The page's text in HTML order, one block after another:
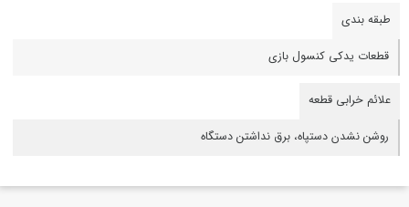
طبقه بندی
قطعات یدکی کنسول بازی
علائم خرابی قطعه
روشن نشدن دستپاه، برق نداشتن دستگاه